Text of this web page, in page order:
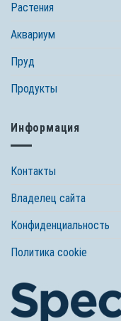
Растения
Аквариум
Пруд
Продукты
Информация
Контакты
Владелец сайта
Конфиденциальность
Политика cookie